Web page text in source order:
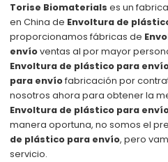
Torise Biomaterials es un
en China de Envoltura de
proporcionamos fábricas de
envíoventas al por mayor
Envoltura de plástico para
para envíofabricación por
nosotros ahora para obtener la
Envoltura de plástico para
manera oportuna, no somos el
de plástico para envío, pero
servicio.